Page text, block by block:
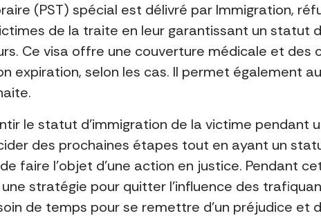
(PST) spécial est délivré par Immigration,
de la traite en leur garantissant un statut
Ce visa offre une couverture médicale et
expiration, selon les cas. Il permet également
le statut d’immigration de la victime pendant
des prochaines étapes tout en ayant un
faire l’objet d’une action en justice. Pendant
stratégie pour quitter l’influence des
de temps pour se remettre d’un préjudice et